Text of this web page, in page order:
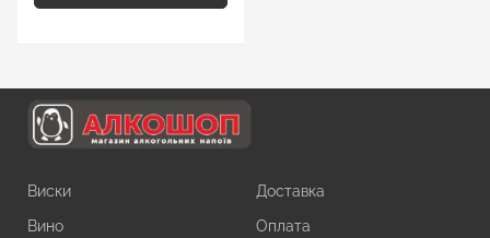
Виски
Вино
Доставка
Оплата